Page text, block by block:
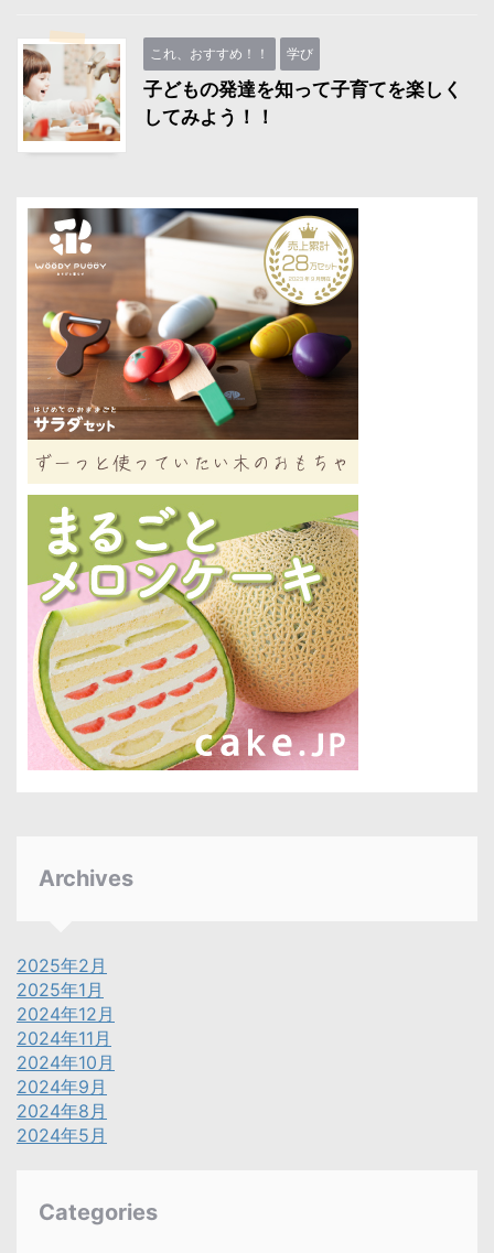
これ、おすすめ！！ 学び
子どもの発達を知って子育てを楽しく
してみよう！！
Archives
2025年2月
2025年1月
2024年12月
2024年11月
2024年10月
2024年9月
2024年8月
2024年5月
Categories